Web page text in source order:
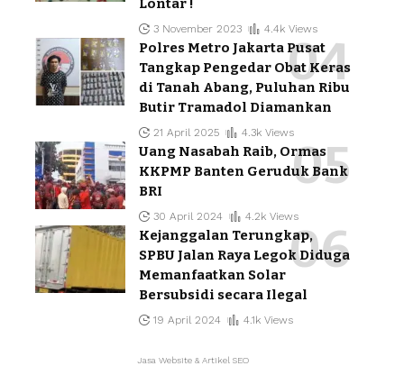
Lontar !
3 November 2023 4.4k Views
Polres Metro Jakarta Pusat
Tangkap Pengedar Obat Keras
di Tanah Abang, Puluhan Ribu
Butir Tramadol Diamankan
21 April 2025 4.3k Views
Uang Nasabah Raib, Ormas
KKPMP Banten Geruduk Bank
BRI
30 April 2024 4.2k Views
Kejanggalan Terungkap,
SPBU Jalan Raya Legok Diduga
Memanfaatkan Solar
Bersubsidi secara Ilegal
19 April 2024 4.1k Views
Jasa Website & Artikel SEO